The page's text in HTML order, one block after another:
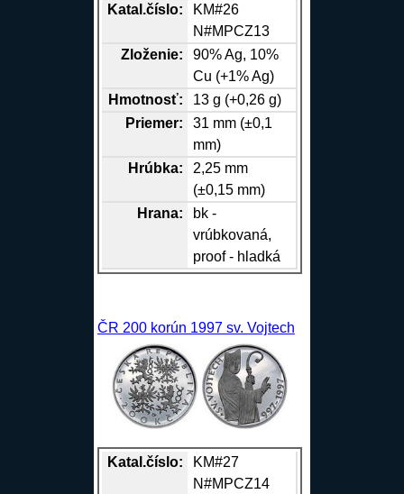
Katal.číslo:
KM#26
N#MPCZ13
Zloženie:
90%Ag, 10%
Cu (+1%Ag)
Hmotnosť:
13 g (+0,26 g)
Priemer:
31 mm (±0,1
mm)
Hrúbka:
2,25 mm
(±0,15 mm)
Hrana:
bk -
vrúbkovaná,
proof - hladká
ČR 200 korún 1997 sv. Vojtech
Katal.číslo:
KM#27
N#MPCZ14